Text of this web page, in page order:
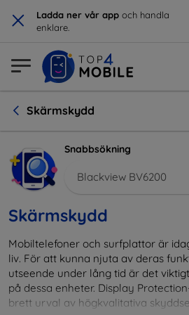
× Ladda ner vår app och handla
enklare.
Skärmskydd
Snabbsökning
Blackview BV6200
Skärmskydd
Mobiltelefoner och surfplattor är
liv. För att kunna njuta av deras
utseende under lång tid är det
på dessa enheter. Display
brett urval av högkvalitativa